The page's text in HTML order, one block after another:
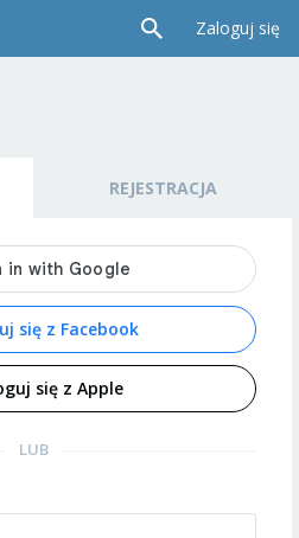
Zaloguj się
REJESTRACJA
się z Facebook
się z Apple
LUB